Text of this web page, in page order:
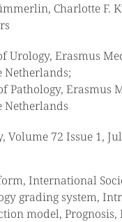
Charlotte F.
Urology, Erasmus
Netherlands;
Pathology, Erasmus
Netherlands
Volume 72 Issue 1,
International
grading system,
model, Prognosis,